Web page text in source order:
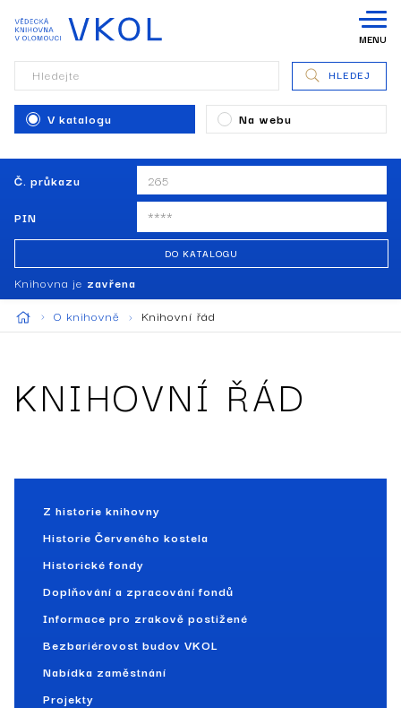
Č. průkazu
PIN
DO KATALOGU
Knihovna je zavřena
MENU
Hledejte
V katalogu Na webu
HLEDEJ
O knihovně Knihovní řád
KNIHOVNÍ ŘÁD
Z historie knihovny
Historie Červeného kostela
Historické fondy
Doplňování a zpracování fondů
Informace pro zrakově postižené
Bezbariérovost budov VKOL
Nabídka zaměstnání
Projekty